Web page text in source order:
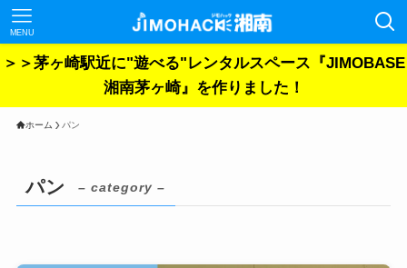
MENU
＞＞茅ヶ崎駅近に"遊べる"レンタルスペース『JIMOBASE
湘南茅ヶ崎』を作りました！
ホーム パン
パン – category –